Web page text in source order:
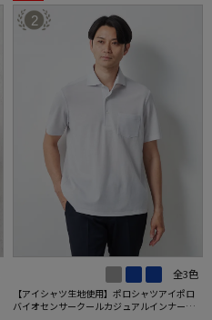
2
全3色
【アイシャツ生地使用】ポロシャツアイポロ
バイオセンサークールカジュアルインナー形